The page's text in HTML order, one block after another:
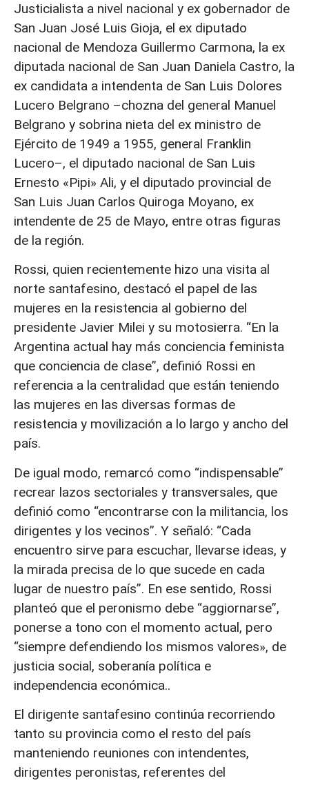
Justicialista a nivel nacional y ex gobernador de
San Juan José Luis Gioja, el ex diputado
nacional de Mendoza Guillermo Carmona, la ex
diputada nacional de San Juan Daniela Castro, la
ex candidata a intendenta de San Luis Dolores
Lucero Belgrano –chozna del general Manuel
Belgrano y sobrina nieta del ex ministro de
Ejército de 1949 a 1955, general Franklin
Lucero–, el diputado nacional de San Luis
Ernesto «Pipi» Ali, y el diputado provincial de
San Luis Juan Carlos Quiroga Moyano, ex
intendente de 25 de Mayo, entre otras figuras
de la región.
Rossi, quien recientemente hizo una visita al
norte santafesino, destacó el papel de las
mujeres en la resistencia al gobierno del
presidente Javier Milei y su motosierra. “En la
Argentina actual hay más conciencia feminista
que conciencia de clase”, definió Rossi en
referencia a la centralidad que están teniendo
las mujeres en las diversas formas de
resistencia y movilización a lo largo y ancho del
país.
De igual modo, remarcó como “indispensable”
recrear lazos sectoriales y transversales, que
definió como “encontrarse con la militancia, los
dirigentes y los vecinos”. Y señaló: “Cada
encuentro sirve para escuchar, llevarse ideas, y
la mirada precisa de lo que sucede en cada
lugar de nuestro país”. En ese sentido, Rossi
planteó que el peronismo debe “aggiornarse”,
ponerse a tono con el momento actual, pero
“siempre defendiendo los mismos valores», de
justicia social, soberanía política e
independencia económica..
El dirigente santafesino continúa recorriendo
tanto su provincia como el resto del país
manteniendo reuniones con intendentes,
dirigentes peronistas, referentes del